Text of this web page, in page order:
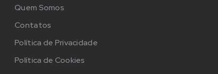
Quem Somos
Contatos
Política de Privacidade
Política de Cookies